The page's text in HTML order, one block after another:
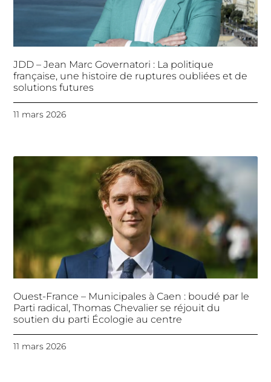
JDD – Jean Marc Governatori : La politique
française, une histoire de ruptures oubliées et de
solutions futures
11 mars 2026
Ouest-France – Municipales à Caen : boudé par le
Parti radical, Thomas Chevalier se réjouit du
soutien du parti Écologie au centre
11 mars 2026